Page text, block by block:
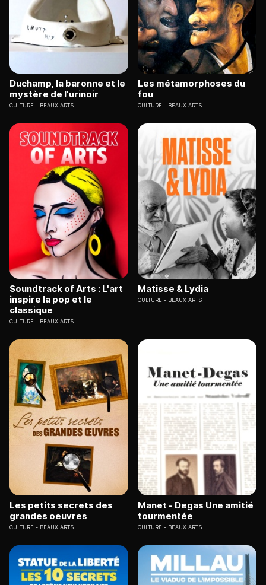
Duchamp, la baronne et le
mystère de l'urinoir
CULTURE BEAUX ARTS
Les métamorphoses du
fou
CULTURE BEAUX ARTS
Soundtrack of Arts : L'art
inspire la pop et le
classique
CULTURE BEAUX ARTS
Matisse & Lydia
CULTURE BEAUX ARTS
Les petits secrets des
grandes oeuvres
CULTURE BEAUX ARTS
Manet - Degas Une amitié
tourmentée
CULTURE BEAUX ARTS